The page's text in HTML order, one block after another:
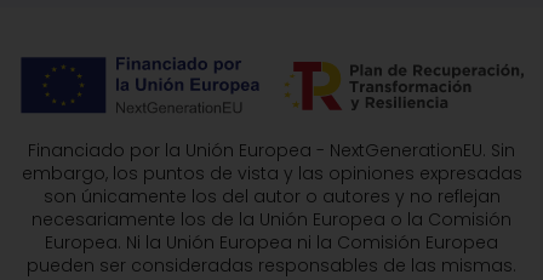
Financiado por la Unión Europea - NextGenerationEU. Sin
embargo, los puntos de vista y las opiniones expresadas
son únicamente los del autor o autores y no reflejan
necesariamente los de la Unión Europea o la Comisión
Europea. Ni la Unión Europea ni la Comisión Europea
pueden ser consideradas responsables de las mismas.